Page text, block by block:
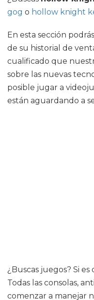
gog o hollow knight
En esta sección
de su historial de
cualificado que
sobre las nuevas
posible jugar a
están aguardando a
¿Buscas juegos? Si
Todas las consolas,
comenzar a manejar